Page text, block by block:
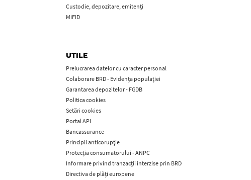
Custodie, depozitare, emitenți
MiFID
UTILE
Prelucrarea datelor cu caracter personal
Colaborare BRD - Evidența populației
Garantarea depozitelor - FGDB
Politica cookies
Setări cookies
Portal API
Bancassurance
Principii anticorupţie
Protecţia consumatorului - ANPC
Informare privind tranzacții interzise prin BRD
Directiva de plăți europene